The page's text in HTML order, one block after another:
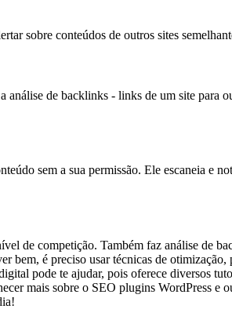
sobre conteúdos de outros sites
análise de backlinks - links de um site
sem a sua permissão. Ele escaneia e
de competição. Também faz análise de
bem, é preciso usar técnicas de
pode te ajudar, pois oferece diversos
mais sobre o SEO plugins WordPress